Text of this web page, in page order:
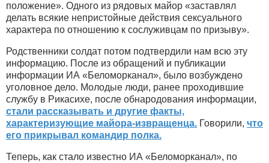
положение». Одного из рядовых майор «заставлял
делать всякие непристойные действия сексуального
характера по отношению к сослуживцам по призыву».
Родственники солдат потом подтвердили нам всю эту
информацию. После из обращений и публикации
информации ИА «Беломорканал», было возбуждено
уголовное дело. Молодые люди, ранее проходившие
службу в Рикасихе, после обнародования информации,
стали рассказывать и другие факты,
характеризующие майора-извращенца. Говорили, что
его прикрывал командир полка.
Теперь, как стало известно ИА «Беломорканал», по